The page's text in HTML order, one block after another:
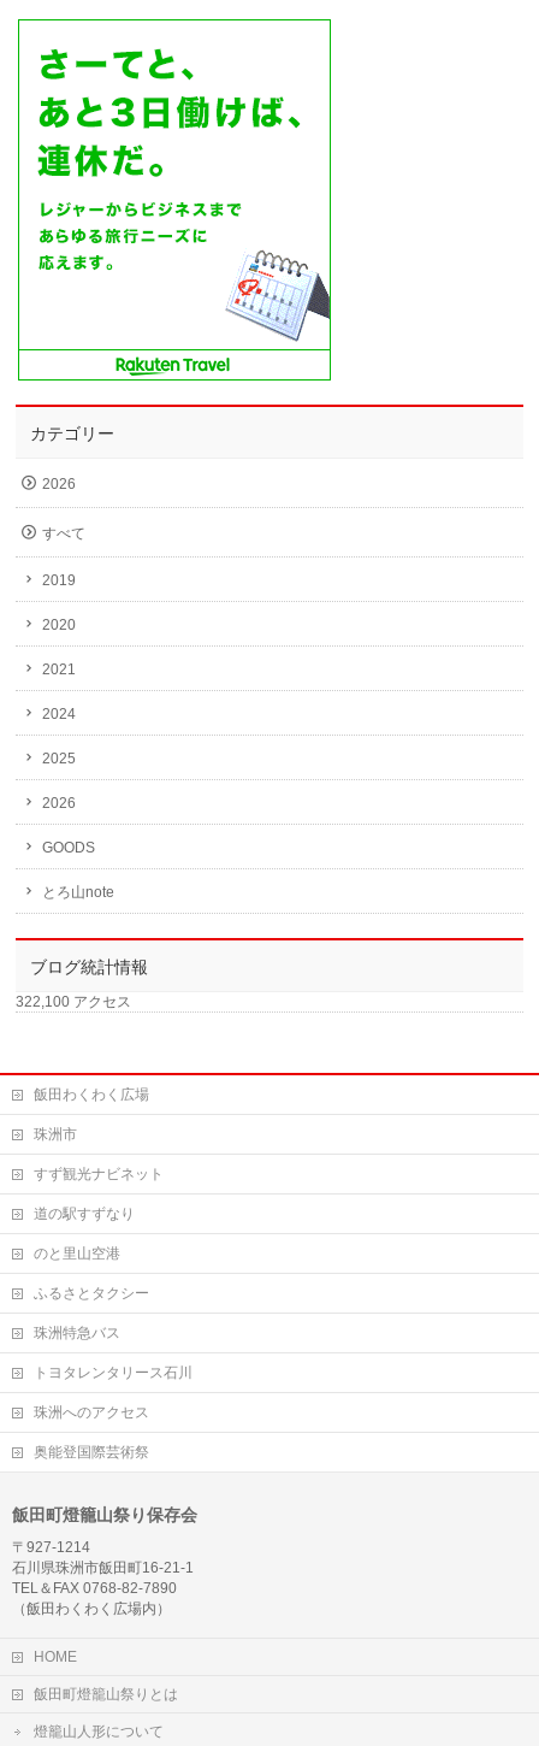
カテゴリー
2026
すべて
2019
2020
2021
2024
2025
2026
GOODS
とろ山note
ブログ統計情報
322,100 アクセス
飯田わくわく広場
珠洲市
すず観光ナビネット
道の駅すずなり
のと里山空港
ふるさとタクシー
珠洲特急バス
トヨタレンタリース石川
珠洲へのアクセス
奥能登国際芸術祭
飯田町燈籠山祭り保存会
〒927-1214
石川県珠洲市飯田町16-21-1
TEL＆FAX 0768-82-7890
（飯田わくわく広場内）
HOME
飯田町燈籠山祭りとは
燈籠山人形について